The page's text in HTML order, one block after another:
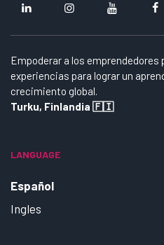
Empoderar a los
experiencias para lograr un
crecimiento global.
Turku, Finlandia 🇫🇮
LANGUAGE
Español
Ingles